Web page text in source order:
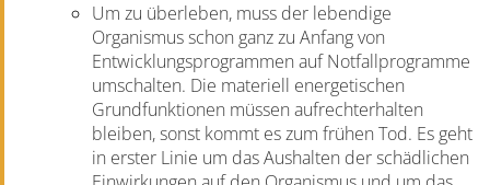
Um zu überleben, muss der lebendige
Organismus schon ganz zu Anfang von
Entwicklungsprogrammen auf Notfallprogramme
umschalten. Die materiell energetischen
Grundfunktionen müssen aufrechterhalten
bleiben, sonst kommt es zum frühen Tod. Es geht
in erster Linie um das Aushalten der schädlichen